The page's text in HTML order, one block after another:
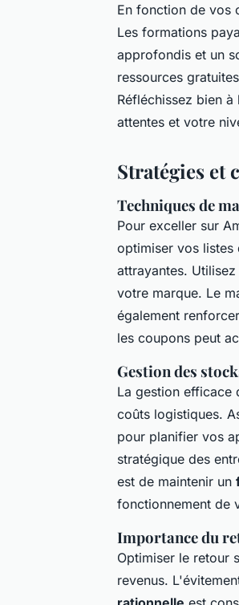
En fonction de vos
Les formations
approfondis et un
ressources
Réfléchissez bien
attentes et votre
Stratégies et
Techniques de
Pour exceller sur
optimiser vos listes
attrayantes.
votre marque. Le
également
les coupons peut
Gestion des
La gestion efficace
coûts logistiques.
pour planifier vos
stratégique des
est de maintenir un
fonctionnement de
Importance du
Optimiser le retour
revenus.